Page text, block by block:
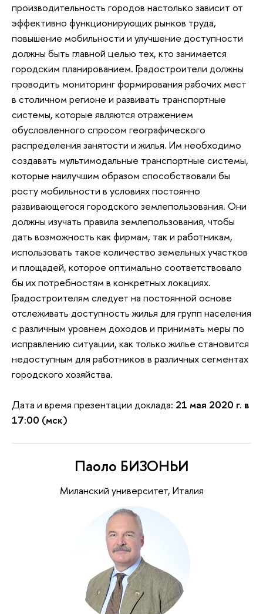
производительность городов настолько зависит от
эффективно функционирующих рынков труда,
повышение мобильности и улучшение доступности
должны быть главной целью тех, кто занимается
городским планированием. Градостроители должны
проводить мониторинг формирования рабочих мест
в столичном регионе и развивать транспортные
системы, которые являются отражением
обусловленного спросом географического
распределения занятости и жилья. Им необходимо
создавать мультимодальные транспортные системы,
которые наилучшим образом способствовали бы
росту мобильности в условиях постоянно
развивающегося городского землепользования. Они
должны изучать правила землепользования, чтобы
дать возможность как фирмам, так и работникам,
использовать такое количество земельных участков
и площадей, которое оптимально соответствовало
бы их потребностям в конкретных локациях.
Градостроителям следует на постоянной основе
отслеживать доступность жилья для групп населения
с различным уровнем доходов и принимать меры по
исправлению ситуации, как только жилье становится
недоступным для работников в различных сегментах
городского хозяйства.
Дата и время презентации доклада: 21 мая 2020 г. в
17:00 (мск)
Паоло БИЗОНЬИ
Миланский университет, Италия